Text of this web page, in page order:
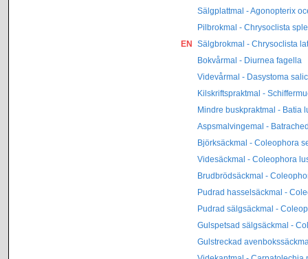
Sälgplattmal - Agonopterix
Pilbrokmal - Chrysoclista
EN Sälgbrokmal - Chrysoclista
Bokvårmal - Diurnea fagella
Videvårmal - Dasystoma
Kilskriftspraktmal -
Mindre buskpraktmal - Batia
Aspsmalvingemal -
Björksäckmal - Coleophora
Videsäckmal - Coleophora
Brudbrödsäckmal -
Pudrad hasselsäckmal -
Pudrad sälgsäckmal -
Gulspetsad sälgsäckmal -
Gulstreckad